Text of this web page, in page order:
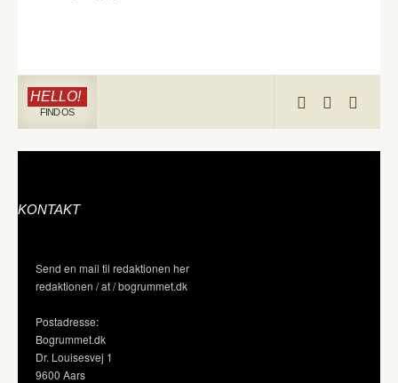
HELLO!
FIND OS
KONTAKT
Send en mail til redaktionen her
redaktionen / at / bogrummet.dk
Postadresse:
Bogrummet.dk
Dr. Louisesvej 1
9600 Aars